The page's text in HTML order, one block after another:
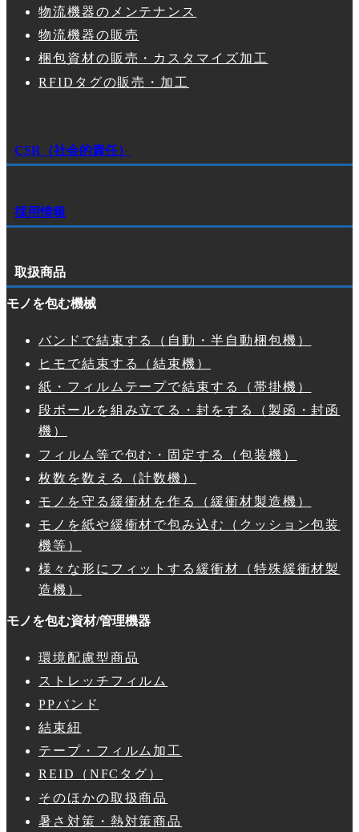
物流機器のメンテナンス
物流機器の販売
梱包資材の販売・カスタマイズ加工
RFIDタグの販売・加工
CSR（社会的責任）
採用情報
取扱商品
モノを包む機械
バンドで結束する（自動・半自動梱包機）
ヒモで結束する（結束機）
紙・フィルムテープで結束する（帯掛機）
段ボールを組み立てる・封をする（製函・封函
機）
フィルム等で包む・固定する（包装機）
枚数を数える（計数機）
モノを守る緩衝材を作る（緩衝材製造機）
モノを紙や緩衝材で包み込む（クッション包装
機等）
様々な形にフィットする緩衝材（特殊緩衝材製
造機）
モノを包む資材/管理機器
環境配慮型商品
ストレッチフィルム
PPバンド
結束紐
テープ・フィルム加工
REID（NFCタグ）
そのほかの取扱商品
暑さ対策・熱対策商品